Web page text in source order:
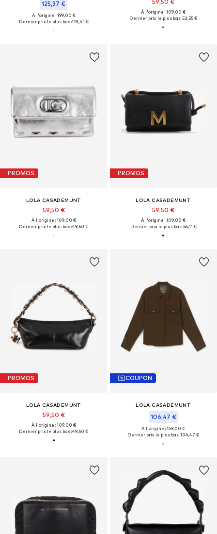
125,37 €
À l'origine : 199,00 €
Dernier prix le plus bas :118,41 €
59,50 €
À l'origine : 109,00 €
Dernier prix le plus bas :53,55 €
PROMOS
LOLA CASADEMUNT
59,50 €
À l'origine : 109,00 €
Dernier prix le plus bas :49,50 €
PROMOS
LOLA CASADEMUNT
59,50 €
À l'origine : 109,00 €
Dernier prix le plus bas :56,11 €
PROMOS
LOLA CASADEMUNT
59,50 €
À l'origine : 109,00 €
Dernier prix le plus bas :49,50 €
COUPON
LOLA CASADEMUNT
106,47 €
À l'origine : 169,00 €
Dernier prix le plus bas :106,47 €